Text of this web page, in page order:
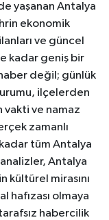
yaşanan Antalya
ekonomik
ve güncel
kadar geniş bir
değil; günlük
ilçelerden
vakti ve namaz
zamanlı
tüm Antalya
Antalya
mirasını
hafızası olmaya
habercilik